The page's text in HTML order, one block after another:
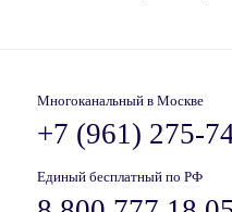
Многоканальный в Москве
+7 (961) 275-
Единый бесплатный по РФ